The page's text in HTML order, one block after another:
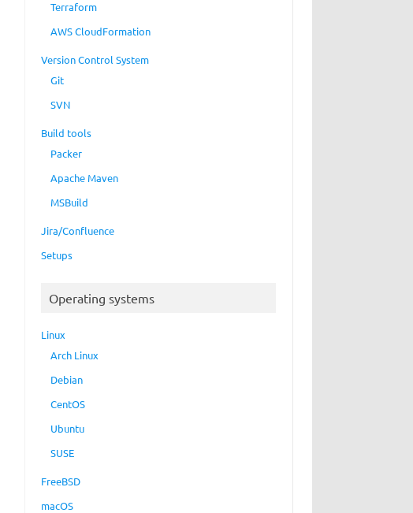
Terraform
AWS CloudFormation
Version Control System
Git
SVN
Build tools
Packer
Apache Maven
MSBuild
Jira/Confluence
Setups
Operating systems
Linux
Arch Linux
Debian
CentOS
Ubuntu
SUSE
FreeBSD
macOS